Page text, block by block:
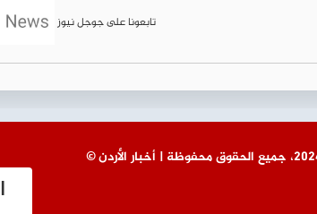
تابعونا على جوجل نيوز